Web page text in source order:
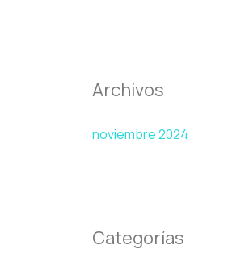
Archivos
noviembre 2024
Categorías